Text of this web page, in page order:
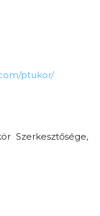
ptukor/
Szerkesztősége,